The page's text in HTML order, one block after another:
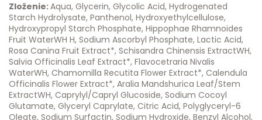
Zloženie:Aqua, Glycerin, Glycolic Acid, Hydrogenated
Starch Hydrolysate, Panthenol, Hydroxyethylcellulose,
Hydroxypropyl Starch Phosphate, Hippophae Rhamnoides
Fruit WaterWH H, Sodium Ascorbyl Phosphate, Lactic Acid,
Rosa Canina Fruit Extract*, Schisandra Chinensis ExtractWH,
Salvia Officinalis Leaf Extract*, Flavocetraria Nivalis
WaterWH, Chamomilla Recutita Flower Extract*, Calendula
Officinalis Flower Extract*, Aralia Mandshurica Leaf/Stem
ExtractWH, Caprylyl/Capryl Glucoside, Sodium Cocoyl
Glutamate, Glyceryl Caprylate, Citric Acid, Polyglyceryl-6
Oleate, Sodium Surfactin, Sodium Hydroxide, Benzyl Alcohol,